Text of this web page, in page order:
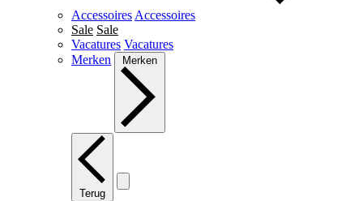
Accessoires Accessoires
Sale Sale
Vacatures Vacatures
Merken
Merken
Terug